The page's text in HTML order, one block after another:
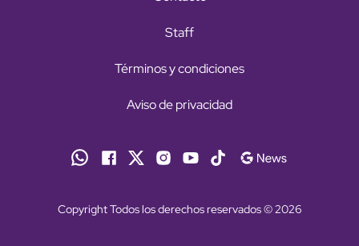
Staff
Términos y condiciones
Aviso de privacidad
Copyright Todos los derechos reservados © 2026